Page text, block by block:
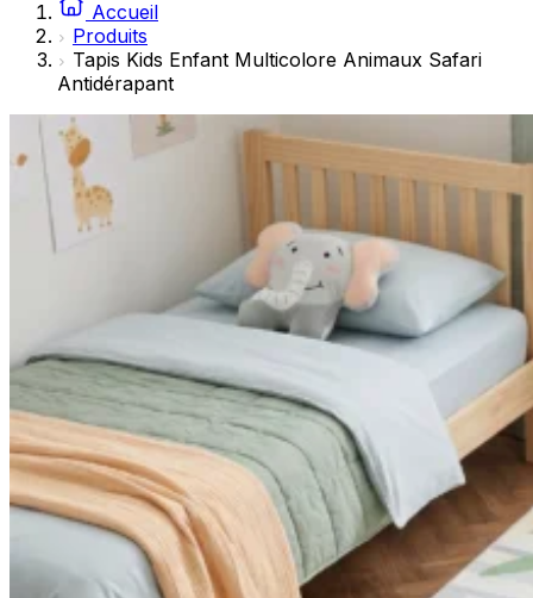
Accueil
Produits
Tapis Kids Enfant Multicolore Animaux Safari
Antidérapant
engageantes pour l'utilisateur individuel et, par
Non classés
Les cookies non classés sont des cookies qui sont en